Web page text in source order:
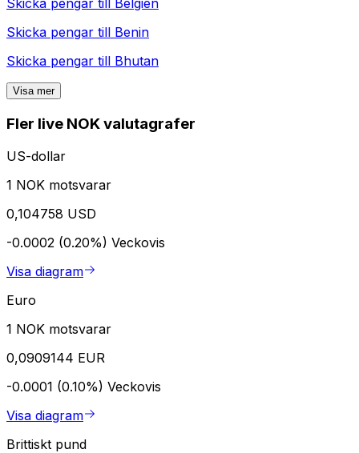
Skicka pengar till
Belgien
Skicka pengar till Benin
Skicka pengar till Bhutan
Visa mer
Fler live NOK valutagrafer
US-dollar
1 NOK motsvarar
0,104758 USD
-0.0002 (0.20%) Veckovis
Visa diagram
Euro
1 NOK motsvarar
0,0909144 EUR
-0.0001 (0.10%) Veckovis
Visa diagram
Brittiskt pund